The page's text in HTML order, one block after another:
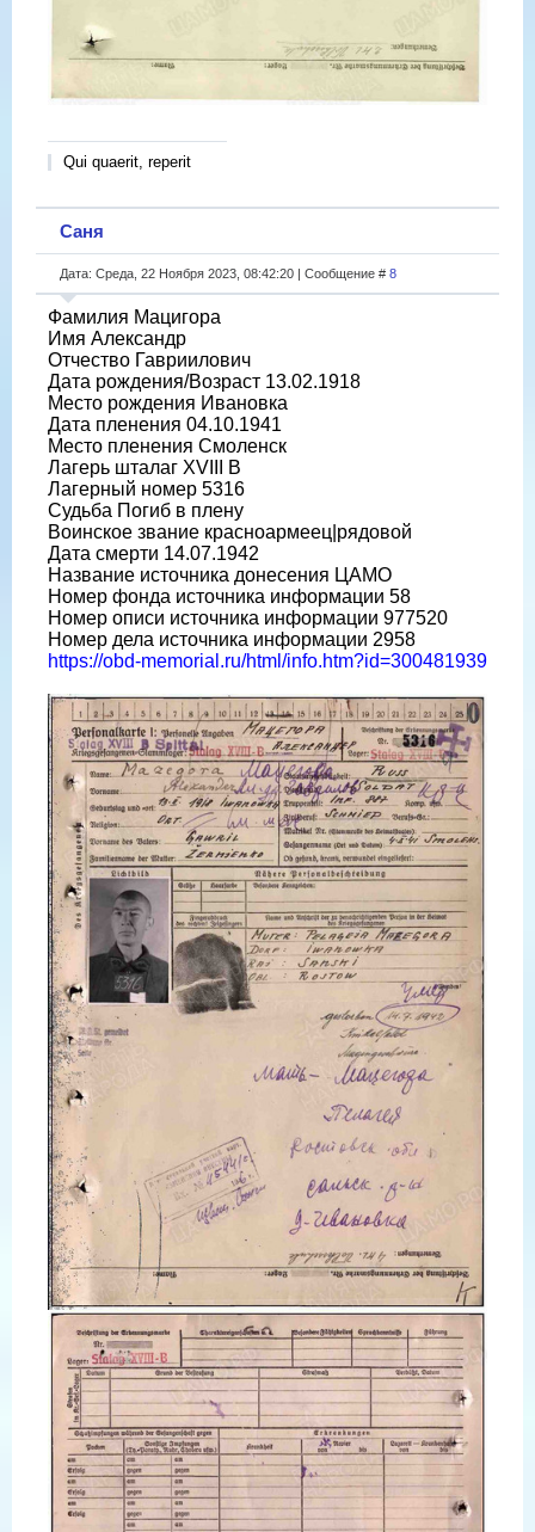
Qui quaerit, reperit
Саня
Дата: Среда, 22 Ноября 2023, 08:42:20 | Сообщение # 8
Фамилия Мацигора
Имя Александр
Отчество Гавриилович
Дата рождения/Возраст 13.02.1918
Место рождения Ивановка
Дата пленения 04.10.1941
Место пленения Смоленск
Лагерь шталаг XVIII B
Лагерный номер 5316
Судьба Погиб в плену
Воинское звание красноармеец|рядовой
Дата смерти 14.07.1942
Название источника донесения ЦАМО
Номер фонда источника информации 58
Номер описи источника информации 977520
Номер дела источника информации 2958
https://obd-memorial.ru/html/info.htm?id=300481939